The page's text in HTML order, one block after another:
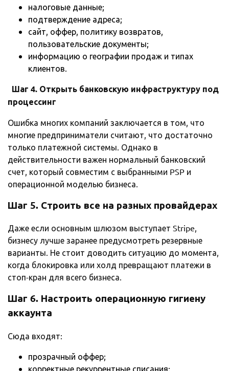
налоговые данные;
подтверждение адреса;
сайт, оффер, политику возвратов,
пользовательские документы;
информацию о географии продаж и типах
клиентов.
Шаг 4. Открыть банковскую инфраструктуру под
процессинг
Ошибка многих компаний заключается в том, что
многие предприниматели считают, что достаточно
только платежной системы. Однако в
действительности важен нормальный банковский
счет, который совместим с выбранными PSP и
операционной моделью бизнеса.
Шаг 5. Строить все на разных провайдерах
Даже если основным шлюзом выступает Stripe,
бизнесу лучше заранее предусмотреть резервные
варианты. Не стоит доводить ситуацию до момента,
когда блокировка или холд превращают платежи в
стоп-кран для всего бизнеса.
Шаг 6. Настроить операционную гигиену
аккаунта
Сюда входят:
прозрачный оффер;
корректные рекуррентные списания;